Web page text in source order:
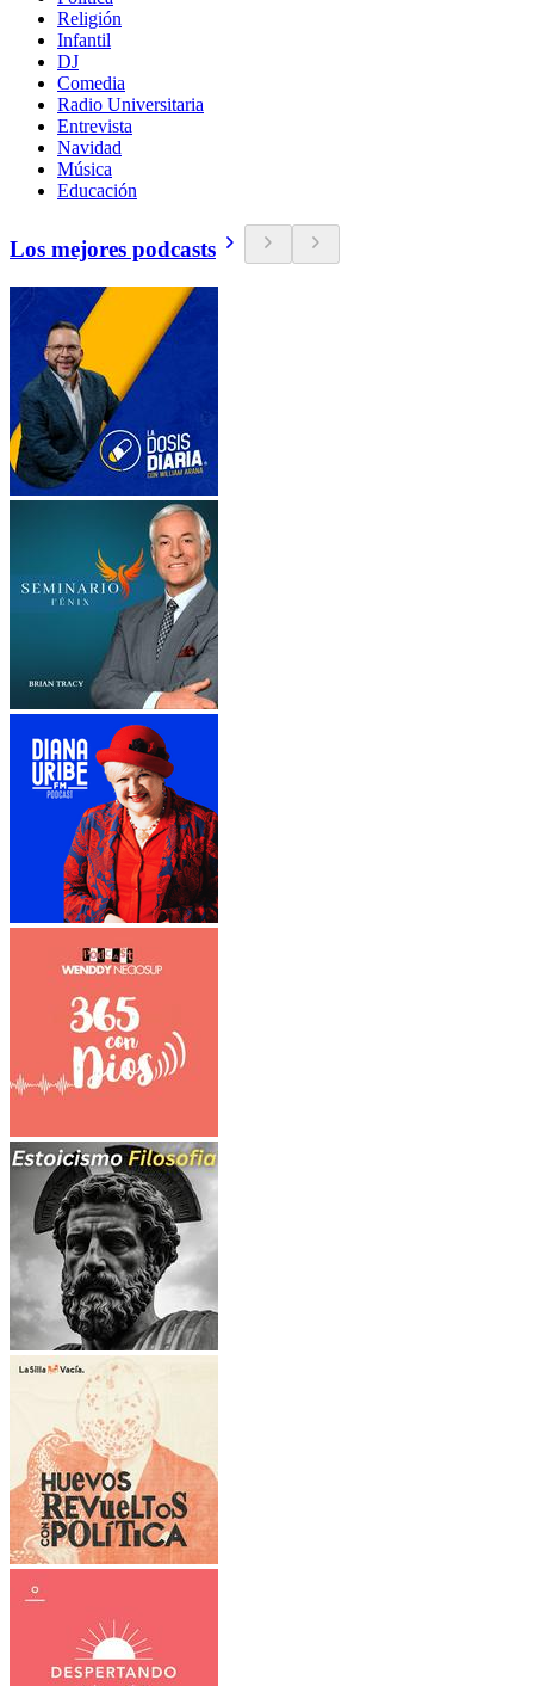
Religión
Infantil
DJ
Comedia
Radio Universitaria
Entrevista
Navidad
Música
Educación
Los mejores podcasts